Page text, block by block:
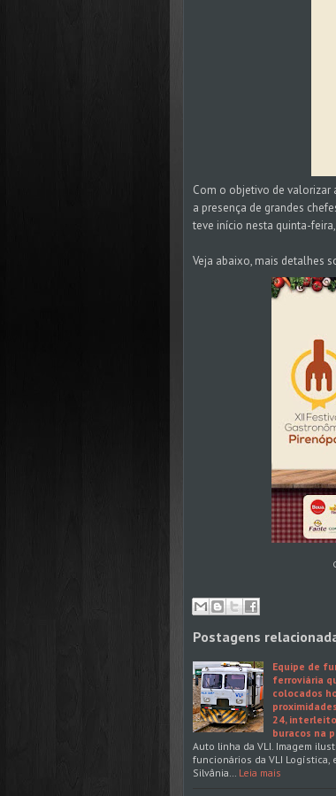
Com o objetivo de valorizar
a presença de grandes
teve início nesta quinta-
Veja abaixo, mais detalhes
Postagens
Equipe de
ferroviária
colocados
24,
buracos na
Auto linha da VLI. Imagem
funcionários da VLI
Silvânia…
Leia mais